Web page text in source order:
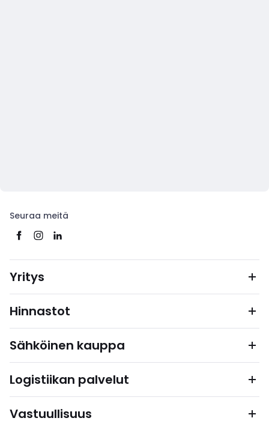
Seuraa meitä
Yritys
Hinnastot
Sähköinen kauppa
Logistiikan palvelut
Vastuullisuus